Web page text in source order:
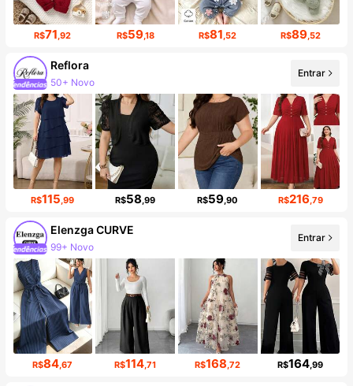
R$71,92 R$59,18 R$81,52 R$89,52
Reflora
50+ Novo
Aumento de seguidores em 12%
Entrar
R$115,99 R$58,99 R$59,90 R$216,79
Elenzga CURVE
99+ Novo
Aumento de seguidores em 18%
Entrar
R$84,67 R$114,71 R$168,72 R$164,99